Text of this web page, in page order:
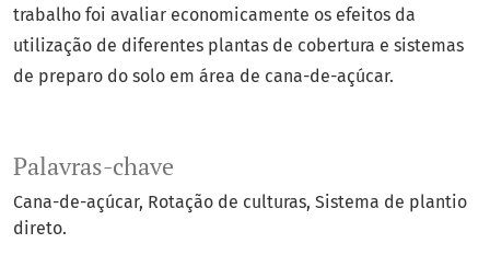
Palavras-chave
Cana-de-açúcar Rotação de culturas Sistema de plantio
direto.
trabalho foi avaliar economicamente os efeitos da
utilização de diferentes plantas de cobertura e sistemas
de preparo do solo em área de cana-de-açúcar.